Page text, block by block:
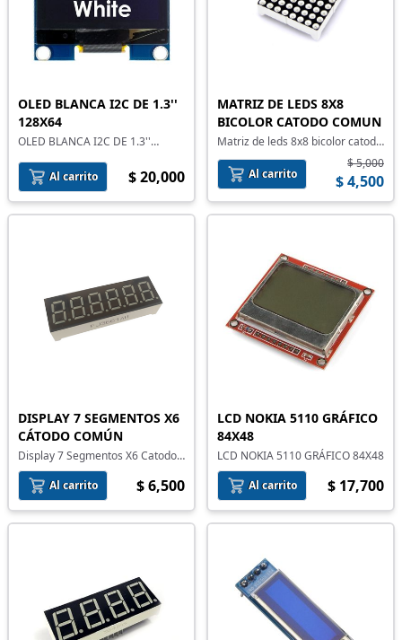
OLED BLANCA I2C DE 1.3''
128X64
OLED BLANCA I2C DE 1.3''
Al carrito
$ 20,000
MATRIZ DE LEDS 8X8
BICOLOR CATODO COMUN
Matriz de leds 8x8 bicolor catodo
comun
Al carrito
$ 5,000
$ 4,500
DISPLAY 7 SEGMENTOS X6
CÁTODO COMÚN
Display 7 Segmentos X6 Catodo
Comun
Al carrito
$ 6,500
LCD NOKIA 5110 GRÁFICO
84X48
LCD NOKIA 5110 GRÁFICO 84X48
Al carrito
$ 17,700